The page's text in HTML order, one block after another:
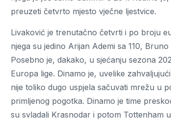
preuzeti četvrto mjesto vječne ljestvice.
Livaković je trenutačno četvrti i po broju
njega su jedino Arijan Ademi sa 110,
Posebno je, dakako, u sjećanju sezona
Europa lige. Dinamo je, uvelike
nije toliko dugo uspjela sačuvati mrežu u
primljenog pogotka. Dinamo je time
su svladali Krasnodar i potom Tottenham